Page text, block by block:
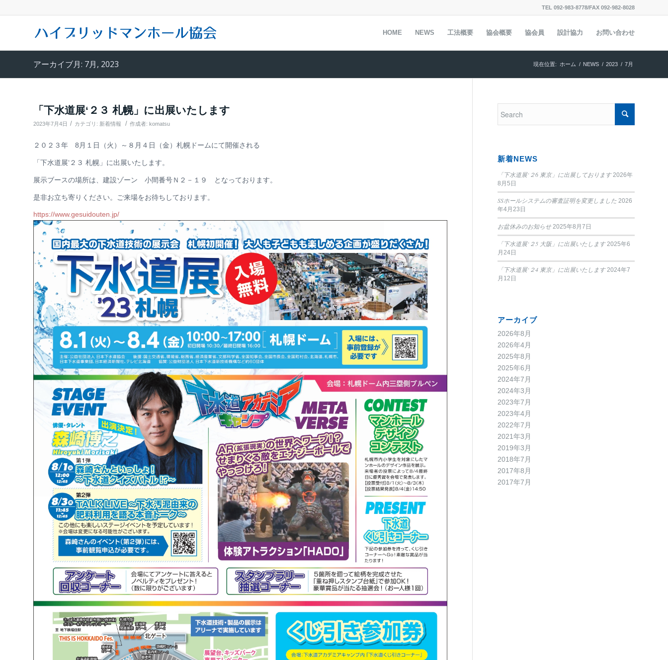
TEL 092-983-8778/FAX 092-982-8028
HOME NEWS 工法概要 協会概要 協会員 設計協力 お問い合わせ
アーカイブ月: 7月, 2023 現在位置: ホーム / NEWS / 2023 / 7月
「下水道展‘２３ 札幌」に出展いたします
2023年7月4日 / カテゴリ: 新着情報 / 作成者: komatsu
２０２３年 8月１日（火）～８月４日（金）札幌ドームにて開催される
「下水道展‘２３ 札幌」に出展いたします。
展示ブースの場所は、建設ゾーン 小間番号Ｎ２－１９ となっております。
是非お立ち寄りください。ご来場をお待ちしております。
https://www.gesuidouten.jp/
新着NEWS
「下水道展‘２6 東京」に出展しております 2026年
8月5日
SSホールシステムの審査証明を変更しました 2026
年4月23日
お盆休みのお知らせ 2025年8月7日
「下水道展‘２5 大阪」に出展いたします 2025年6
月24日
「下水道展‘２4 東京」に出展いたします 2024年7
月12日
アーカイブ
2026年8月
2026年4月
2025年8月
2025年6月
2024年7月
2024年3月
2023年7月
2023年4月
2022年7月
2021年3月
2019年3月
2018年7月
2017年8月
2017年7月